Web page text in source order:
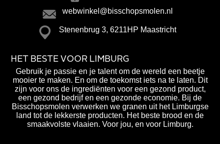
webwinkel@bisschopsmolen.nl
Stenenbrug 3, 6211HP Maastricht
HET BESTE VOOR LIMBURG
Gebruik je passie en je talent om de wereld een beetje
mooier te maken. En om de toekomst iets na te laten. Dit
zijn voor ons de ingrediënten voor een gezond product,
een gezond bedrijf en een gezonde economie. Bij de
Bisschopsmolen verwerken we granen uit het Limburgse
land tot de lekkerste producten. Het beste brood en de
smaakvolste vlaaien. Voor jou, en voor Limburg.